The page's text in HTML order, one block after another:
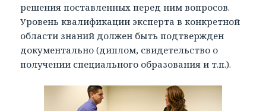
решения поставленных перед ним вопросов.
Уровень квалификации эксперта в конкретной
области знаний должен быть подтвержден
документально (диплом, свидетельство о
получении специального образования и т.п.).